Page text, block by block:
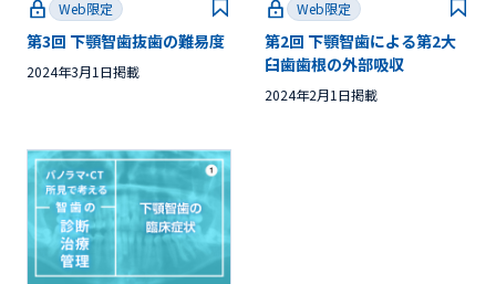
Web限定
第3回 下顎智歯抜歯の難易度
2024年3月1日掲載
Web限定
第2回 下顎智歯による第2大
臼歯歯根の外部吸収
2024年2月1日掲載